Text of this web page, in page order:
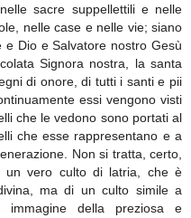
sacre suppellettili e nelle
nelle case e nelle vie; siano
e Dio e Salvatore nostro Gesù
Signora nostra, la santa
di onore, di tutti i santi e pii
essi vengono visti
che le vedono sono portati al
che esse rappresentano e a
Non si tratta, certo,
un vero culto di latria, che è
ma di un culto simile a
della preziosa e